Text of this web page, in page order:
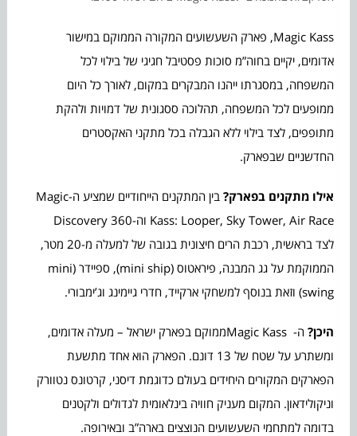
Magic Kass, פארק השעשועים המקורה הממוקם במישור
אדומים, יקיים בחוה”מ סוכות פסטיבל חגיגי של בילוי לכל
המשפחה, במסגרתו ייהנו המבקרים במקום, לאורך כל היום
ממופעים לכל המשפחה, תהלוכה ססגונית של דמויות ולהקת
מתופפים, לצד בילוי ללא הגבלה בכל מתקני האקסטרים
החדשניים שבפארק.
אילו מתקנים בפארק?
בין המתקנים הייחודיים שמציע ה-Magic
Kass: Looper, Sky Tower, Air Race וה-Discovery 360
לצד בראשית, רכבת הרים חיצונית בגובה של למעלה מ-20 מטר,
הממוקמת על גג המבנה, פיראטוס (mini ship), ספיידר (mini
swing) וזאת בנוסף למשחקי ארקייד, חדרי גיימינג וג’ימבורי.
היכן?
ה- Magic Kassממוקם בפארק ישראל – מעלה אדומים,
ומשתרע על שטח של 13 דונם. הפארק הוא אחד מתשעת
הפארקים המקורים היחידים בעולם כדוגמת דיסני, קרטונס נטוורק
וניקולידאון. המקום מעניק חוויה בינלאומית לגדולים ולקטנים
בדומה למתחמי השעשועים הנוצצים בארה”ב ובאירופה.